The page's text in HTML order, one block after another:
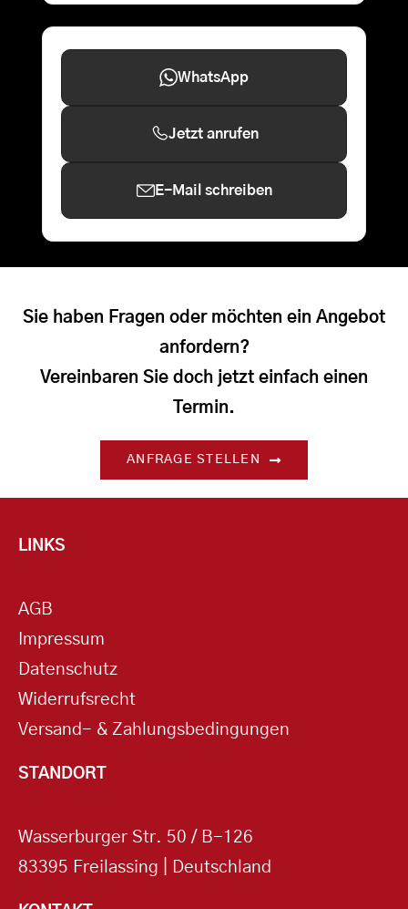
WhatsApp
Jetzt anrufen
E-Mail schreiben
Sie haben Fragen oder möchten ein Angebot
anfordern?
Vereinbaren Sie doch jetzt einfach einen
Termin.
ANFRAGE STELLEN
LINKS
AGB
Impressum
Datenschutz
Widerrufsrecht
Versand- & Zahlungsbedingungen
STANDORT
Wasserburger Str. 50 / B-126
83395 Freilassing | Deutschland